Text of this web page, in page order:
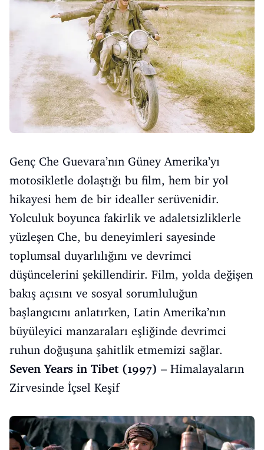
Genç Che Guevara’nın Güney Amerika’yı
motosikletle dolaştığı bu film, hem bir yol
hikayesi hem de bir idealler serüvenidir.
Yolculuk boyunca fakirlik ve adaletsizliklerle
yüzleşen Che, bu deneyimleri sayesinde
toplumsal duyarlılığını ve devrimci
düşüncelerini şekillendirir. Film, yolda değişen
bakış açısını ve sosyal sorumluluğun
başlangıcını anlatırken, Latin Amerika’nın
büyüleyici manzaraları eşliğinde devrimci
ruhun doğuşuna şahitlik etmemizi sağlar.
Seven Years in Tibet (1997) – Himalayaların
Zirvesinde İçsel Keşif